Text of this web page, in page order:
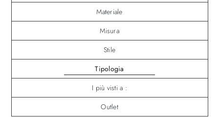
Materiale
Misura
Stile
Tipologia
I più visti a :
Outlet